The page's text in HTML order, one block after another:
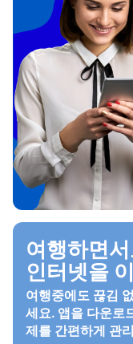
여행하면
인터넷을
여행중에도 끊김
세요. 앱을 다운로
제를 간편하게 관